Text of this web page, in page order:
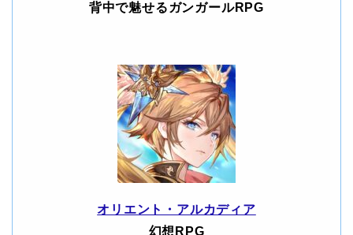
背中で魅せるガンガールRPG
オリエント・アルカディア
幻想RPG